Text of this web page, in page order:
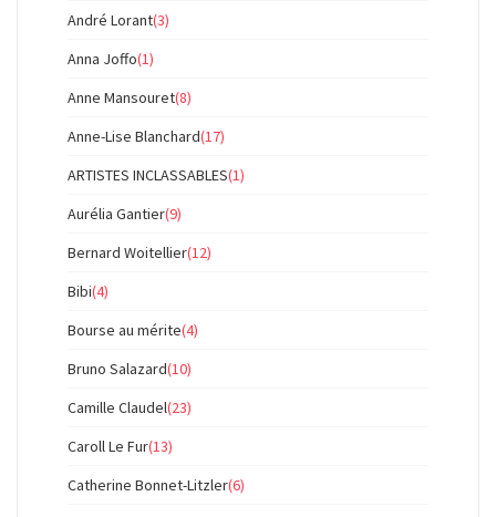
André Lorant(3)
Anna Joffo(1)
Anne Mansouret(8)
Anne-Lise Blanchard(17)
ARTISTES INCLASSABLES(1)
Aurélia Gantier(9)
Bernard Woitellier(12)
Bibi(4)
Bourse au mérite(4)
Bruno Salazard(10)
Camille Claudel(23)
Caroll Le Fur(13)
Catherine Bonnet-Litzler(6)